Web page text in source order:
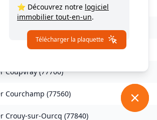
Combs-la-Ville(77380)
Condé-Sainte-Libiaire(77450)
Coupvray(77700)
Courchamp (77560)
Crouy-sur-Ourcq (77840)
⭐ Découvrez notre logiciel
immobilier tout-en-un.
Télécharger la plaquette